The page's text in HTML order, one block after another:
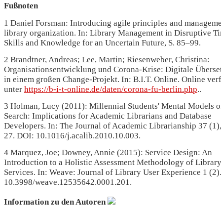
Fußnoten
1 Daniel Forsman: Introducing agile principles and
library organization. In: Library Management in Disruptive
Skills and Knowledge for an Uncertain Future, S. 85–99.
2 Brandtner, Andreas; Lee, Martin; Riesenweber, Christina:
Organisationsentwicklung und Corona-Krise: Digitale
in einem großen Change-Projekt. In: B.I.T. Online. Online
unter https://b-i-t-online.de/daten/corona-fu-berlin.php..
3 Holman, Lucy (2011): Millennial Students' Mental Models
Search: Implications for Academic Librarians and Database
Developers. In: The Journal of Academic Librarianship 37
27. DOI: 10.1016/j.acalib.2010.10.003.
4 Marquez, Joe; Downey, Annie (2015): Service Design: An
Introduction to a Holistic Assessment Methodology of Library
Services. In: Weave: Journal of Library User Experience 1
10.3998/weave.12535642.0001.201.
Information zu den Autoren